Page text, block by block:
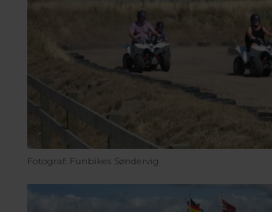
Fotograf: Funbikes Søndervig